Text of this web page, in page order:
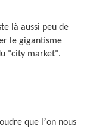
là aussi peu de
le gigantisme
"city market".
que l’on nous